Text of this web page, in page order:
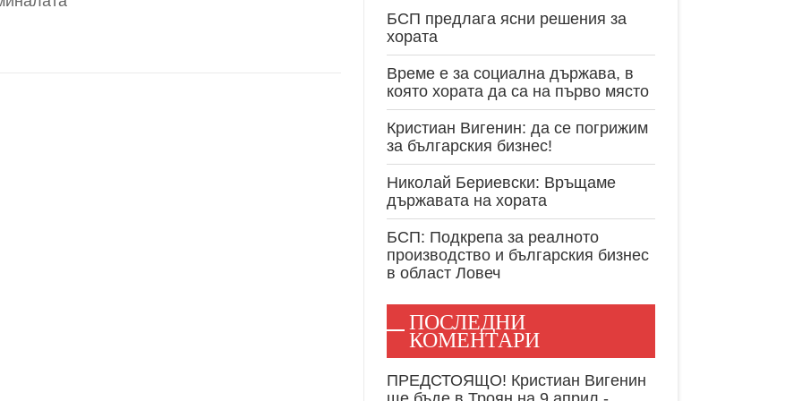
Кристиан Вигенин: Дипломатически опит и експертност вБСП предлага ясни решения за
хората
Време е за социална държава, в
която хората да са на първо място
Кристиан Вигенин: да се погрижим
за българския бизнес!
Николай Бериевски: Връщаме
държавата на хората
БСП: Подкрепа за реалното
производство и българския бизнес
в област Ловеч
ПОСЛЕДНИ
КОМЕНТАРИ
ПРЕДСТОЯЩО! Кристиан Вигенин